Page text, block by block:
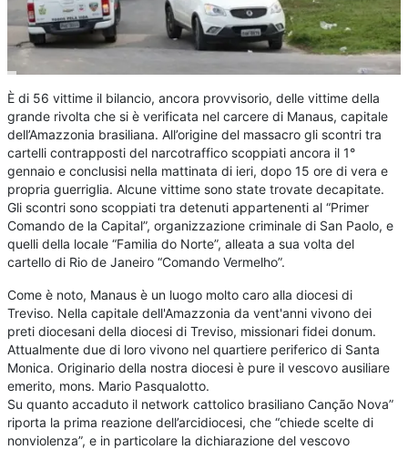
È di 56 vittime il bilancio, ancora provvisorio, delle vittime della
grande rivolta che si è verificata nel carcere di Manaus, capitale
dell’Amazzonia brasiliana. All’origine del massacro gli scontri tra
cartelli contrapposti del narcotraffico scoppiati ancora il 1°
gennaio e conclusisi nella mattinata di ieri, dopo 15 ore di vera e
propria guerriglia. Alcune vittime sono state trovate decapitate.
Gli scontri sono scoppiati tra detenuti appartenenti al “Primer
Comando de la Capital”, organizzazione criminale di San Paolo, e
quelli della locale “Familia do Norte”, alleata a sua volta del
cartello di Rio de Janeiro “Comando Vermelho”.
Come è noto, Manaus è un luogo molto caro alla diocesi di
Treviso. Nella capitale dell'Amazzonia da vent'anni vivono dei
preti diocesani della diocesi di Treviso, missionari fidei donum.
Attualmente due di loro vivono nel quartiere periferico di Santa
Monica. Originario della nostra diocesi è pure il vescovo ausiliare
emerito, mons. Mario Pasqualotto.
Su quanto accaduto il network cattolico brasiliano Canção Nova”
riporta la prima reazione dell’arcidiocesi, che “chiede scelte di
nonviolenza”, e in particolare la dichiarazione del vescovo